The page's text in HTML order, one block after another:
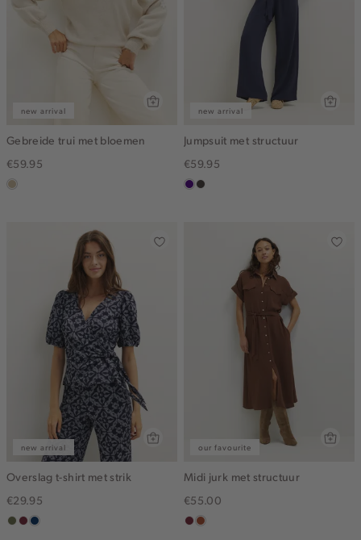
new arrival
Gebreide trui met bloemen
€59.95
lichtzand
new arrival
Jumpsuit met structuur
€59.95
indigochoco
new arrival
Overslag t-shirt met strik
€29.95
groen,
brique
donkerblauw
our favourite
Midi jurk met structuur
€55.00
bordeaux
bruin